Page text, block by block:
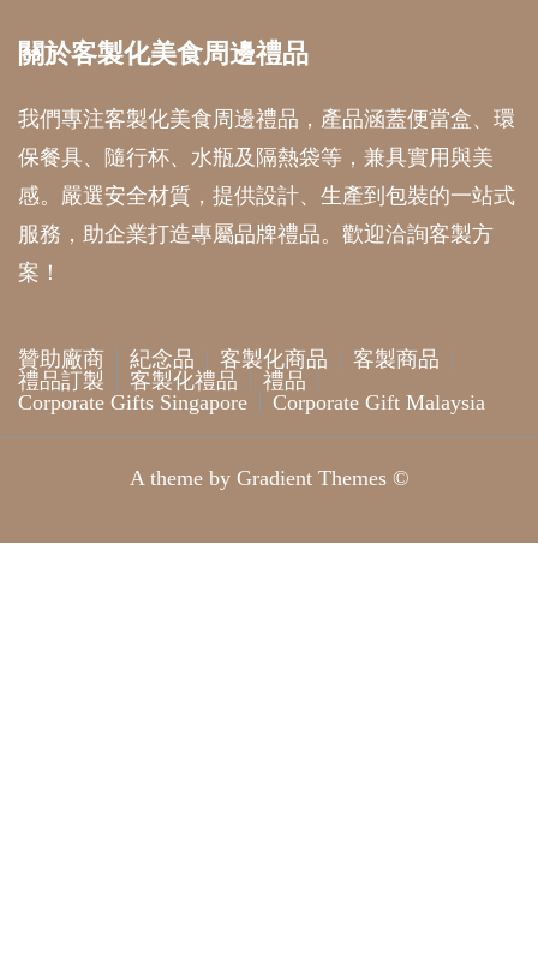
關於客製化美食周邊禮品
我們專注客製化美食周邊禮品，產品涵蓋便當盒、環
保餐具、隨行杯、水瓶及隔熱袋等，兼具實用與美
感。嚴選安全材質，提供設計、生產到包裝的一站式
服務，助企業打造專屬品牌禮品。歡迎洽詢客製方
案！
贊助廠商 紀念品 客製化商品
客製商品
禮品訂製
客製化禮品
禮品
Corporate Gifts Singapore
Corporate Gift Malaysia
A theme by Gradient Themes ©